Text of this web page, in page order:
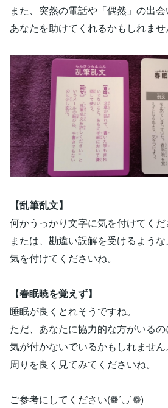
また、突然の電話や「偶然」の出会
あなたを助けてくれるかもしれませ
【乱筆乱文】
何かうっかり文字に気を付けてくだ
または、勘違い誤解を受けるよう
気を付けてくださいね。
【春眠暁を覚えず】
睡眠が良くとれそうですね。
ただ、あなたに協力的な方がいるの
気が付かないでいるかもしれません。
周りを良く見てみてくださいね。
ご参考にしてください(❁´◡`❁)